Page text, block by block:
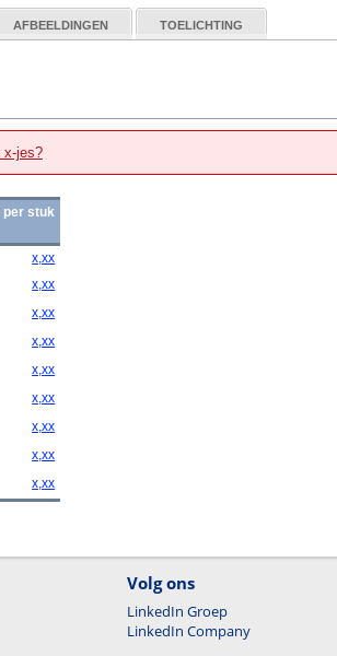
AFBEELDINGEN
TOELICHTING
x-jes?
per stuk
x,xx
x,xx
x,xx
x,xx
x,xx
x,xx
x,xx
x,xx
x,xx
Volg ons
LinkedIn Groep
LinkedIn Company